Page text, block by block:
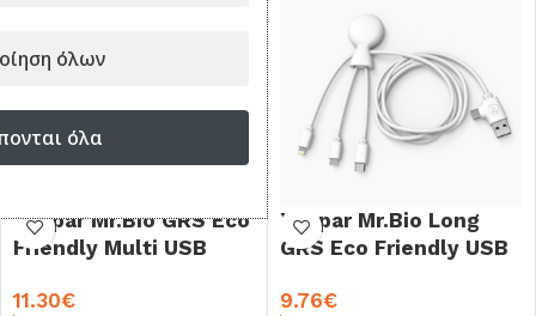
Xoopar Mr.Bio GRS Eco
Friendly Multi USB
11.30€
Xoopar Mr.Bio Long
GRS Eco Friendly USB
9.76€
όλων
όλα